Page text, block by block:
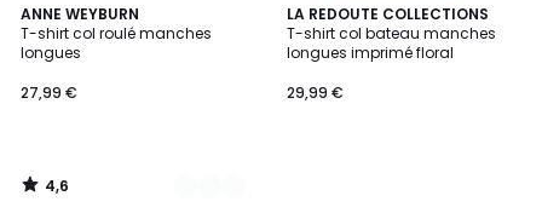
ANNE WEYBURN
T-shirt col roulé manches
longues
27,99 €
4,6
/ 5
2
Couleurs
4,6
/
LA REDOUTE COLLECTIONS
T-shirt col bateau manches
longues imprimé floral
29,99 €